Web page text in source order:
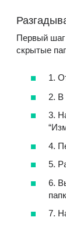
Первый шаг
скрытые
1.
2. В
3.
4.
5.
6.
7.